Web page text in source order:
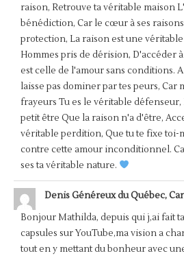
raison, Retrouve ta véritable maison
bénédiction, Car le cœur à ses
protection, La raison est une
Hommes pris de dérision, D'accéder
est celle de l'amour sans conditions.
laisse pas dominer par tes peurs, Car
frayeurs Tu es le véritable
petit être Que la raison n'a d'être,
véritable perdition, Que tu te fixe toi-
contre cette amour inconditionnel.
ses ta véritable nature.
Denis Généreux du Québec,
Bonjour Mathilda, depuis qui j,ai fait
capsules sur YouTube,ma vision a
tout en y mettant du bonheur avec